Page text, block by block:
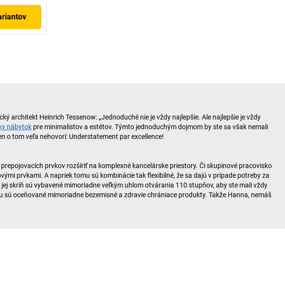
architekt Heinrich Tessenow: „Jednoduché nie je vždy najlepšie. Ale najlepšie je vždy
nábytok pre minimalistov a estétov. Týmto jednoduchým dojmom by ste sa však nemali
o tom veľa nehovorí: Understatement par excellence!
prvkov rozšíriť na komplexné kancelárske priestory. Či skupinové pracovisko
prvkami. A napriek tomu sú kombinácie tak flexibilné, že sa dajú v prípade potreby za
skríň sú vybavené mimoriadne veľkým uhlom otvárania 110 stupňov, aby ste mali vždy
oceňované mimoriadne bezemisné a zdravie chrániace produkty. Takže Hanna, nemáš